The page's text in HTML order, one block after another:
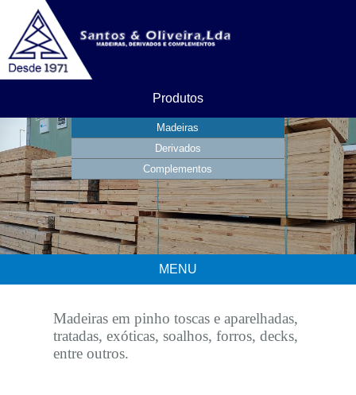
MENU
Produtos
Madeiras
Derivados
Complementos
Madeiras em pinho toscas e aparelhadas,
tratadas, exóticas, soalhos, forros, decks,
entre outros.